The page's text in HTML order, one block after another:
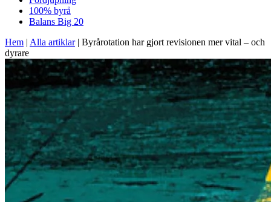
100% byrå
Balans Big 20
Hem | Alla artiklar| Byrårotation har gjort revisionen mer vital – och
dyrare